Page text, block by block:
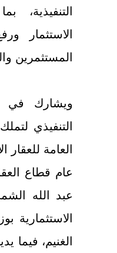
الاستثمار
المستثمرين
ويشارك في
التنفيذي
العامة
عام قطاع
عبد الله
الاستثمارية
الغنيم، فيما